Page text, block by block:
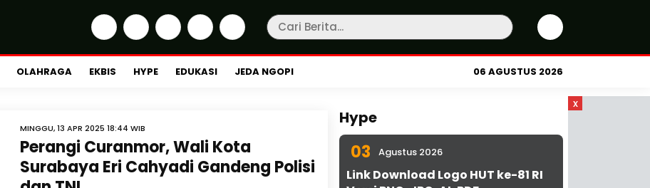
OLAHRAGA EKBIS HYPE EDUKASI JEDA NGOPI 06 AGUSTUS 2026
x
MINGGU, 13 APR 2025 18:44 WIB
Perangi Curanmor, Wali Kota
Surabaya Eri Cahyadi Gandeng Polisi
Hype
03 Agustus 2026
Link Download Logo HUT ke-81 RI